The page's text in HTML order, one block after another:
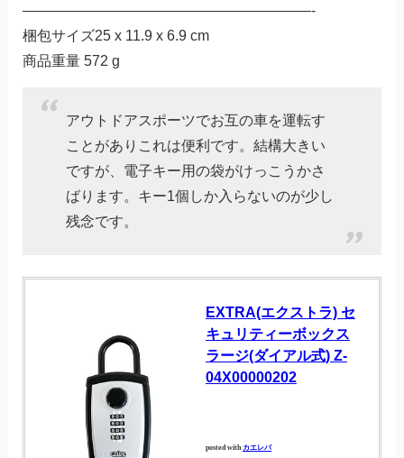
————————————————————-
梱包サイズ25 x 11.9 x 6.9 cm
商品重量 572 g
アウトドアスポーツでお互の車を運転す
ことがありこれは便利です。結構大きい
ですが、電子キー用の袋がけっこうかさ
ばります。キー1個しか入らないのが少し
残念です。
EXTRA(エクストラ) セ
キュリティーボックス
ラージ(ダイアル式) Z-
04X00000202
posted with カエレバ